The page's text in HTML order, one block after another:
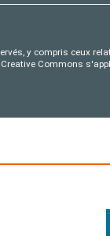
y compris ceux
Commons